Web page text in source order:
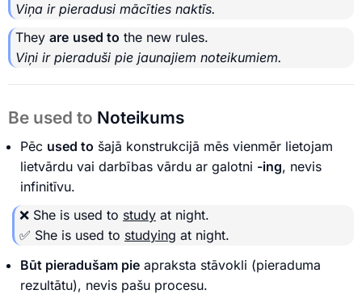
Viņa ir pieradusi mācīties naktīs.
They are used to the new rules.
Viņi ir pieraduši pie jaunajiem noteikumiem.
Be used to Noteikums
Pēc used to šajā konstrukcijā mēs vienmēr lietojam
lietvārdu vai darbības vārdu ar galotni -ing, nevis
infinitīvu.
❌ She is used to study at night.
✅ She is used to studying at night.
Būt pieradušam pie apraksta stāvokli (pieraduma
rezultātu), nevis pašu procesu.